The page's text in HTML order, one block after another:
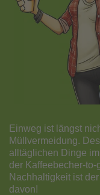
Einweg ist längst
Müllvermeidung.
alltäglichen Dinge
der Kaffeebecher-
Nachhaltigkeit ist
davon!